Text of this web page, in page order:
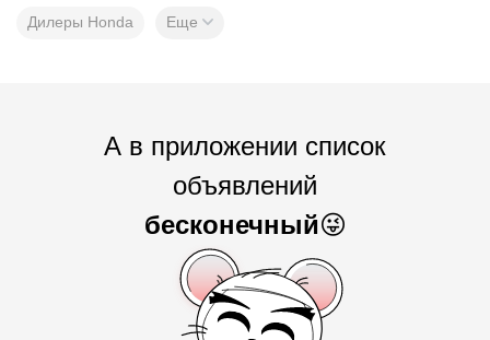
Дилеры Honda Еще
А в приложении список
объявлений
бесконечный😜